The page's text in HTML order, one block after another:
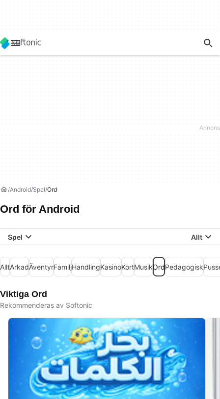
Android Spel Ord
Ord för Android
Spel Allt
AlltArkadÄventyrFamiljHandlingKasinoKortMusikOrdPedagogisk
Viktiga Ord
Rekommenderas av Softonic